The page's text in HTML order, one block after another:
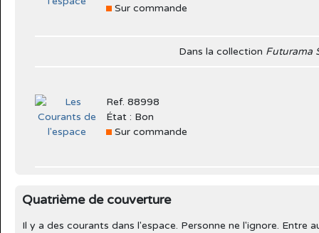
Sur commande
Dans la collection Futurama
Ref. 88998
État : Bon
Sur commande
Quatrième de couverture
Il y a des courants dans l'espace. Personne ne l'ignore. Entre